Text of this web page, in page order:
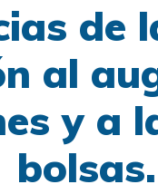
de
al
y a
bolsas.